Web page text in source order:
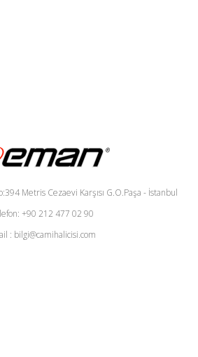
Metris Cezaevi Karşısı G.O.Paşa - İstanbul
+90 212 477 02 90
: bilgi@camihalicisi.com